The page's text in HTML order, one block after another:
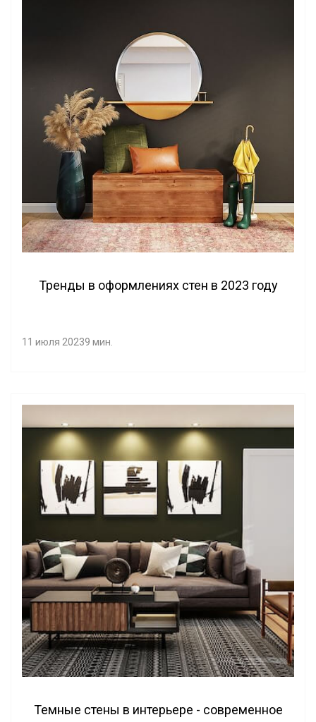
Тренды в оформлениях стен в 2023 году
11 июля 20239 мин.
Темные стены в интерьере - современное